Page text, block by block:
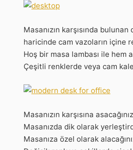
Masanızın karşısında
haricinde cam vazoların içine
Hoş bir masa lambası ile hem
Çeşitli renklerde veya cam
Masanızın karşısına
Masanızda dik olarak
Masanıza özel olarak